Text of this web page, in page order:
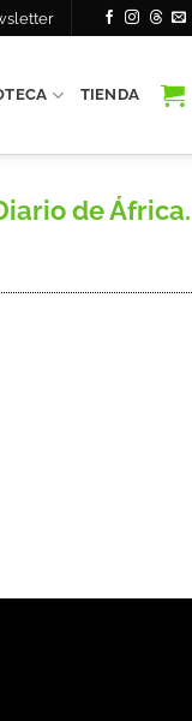
TIENDA
de África.